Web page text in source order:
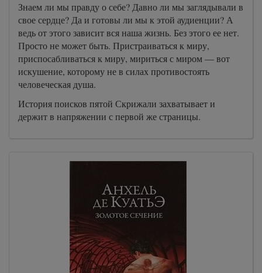
Знаем ли мы правду о себе? Давно ли мы заглядывали в
свое сердце? Да и готовы ли мы к этой аудиенции? А
ведь от этого зависит вся наша жизнь. Без этого ее нет.
Просто не может быть. Пристраиваться к миру,
приспосабливаться к миру, мириться с миром — вот
искушение, которому не в силах противостоять
человеческая душа.
История поисков пятой Скрижали захватывает и
держит в напряжении с первой же страницы.